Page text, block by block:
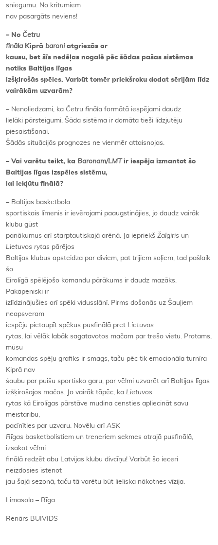
sniegumu. No kritumiem
nav pasargāts neviens!
– No Četru
fināla Kiprā baroni atgriezās ar
kausu, bet šīs nedēļas nogalē pēc šādas pašas sistēmas
notiks Baltijas līgas
izšķirošās spēles. Varbūt tomēr priekšroku dodat sērijām līdz
vairākām uzvarām?
– Nenoliedzami, ka Četru fināla formātā iespējami daudz
lielāki pārsteigumi. Šāda sistēma ir domāta tieši līdzjutēju
piesaistīšanai.
Šādās situācijās prognozes ne vienmēr attaisnojas.
– Vai varētu teikt, ka Baronam/LMT ir iespēja izmantot šo
Baltijas līgas izspēles sistēmu,
lai iekļūtu finālā?
– Baltijas basketbola
sportiskais līmenis ir ievērojami paaugstinājies, jo daudz vairāk
klubu gūst
panākumus arī starptautiskajā arēnā. Ja iepriekš Žalgiris un
Lietuvos rytas pārējos
Baltijas klubus apsteidza par diviem, pat trijiem soļiem, tad pašlaik
šo
Eirolīgā spēlējošo komandu pārākums ir daudz mazāks.
Pakāpeniski ir
izlīdzinājušies arī spēki vidusslānī. Pirms došanās uz Šauļiem
neapsveram
iespēju pietaupīt spēkus pusfinālā pret Lietuvos
rytas, lai vēlāk labāk sagatavotos mačam par trešo vietu. Protams,
mūsu
komandas spēļu grafiks ir smags, taču pēc tik emocionāla turnīra
Kiprā nav
šaubu par puišu sportisko garu, par vēlmi uzvarēt arī Baltijas līgas
izšķirošajos mačos. Jo vairāk tāpēc, ka Lietuvos
rytas kā Eirolīgas pārstāve mudina censties apliecināt savu
meistarību,
pacīnīties par uzvaru. Novēlu arī ASK
Rīgas basketbolistiem un treneriem sekmes otrajā pusfinālā,
izsakot vēlmi
finālā redzēt abu Latvijas klubu divcīņu! Varbūt šo ieceri
neizdosies īstenot
jau šajā sezonā, taču tā varētu būt lieliska nākotnes vīzija.
Limasola – Rīga
Renārs BUIVIDS